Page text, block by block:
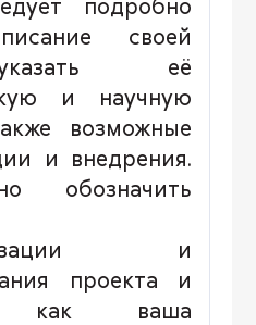
подробно
своей
её
и научную
возможные
и внедрения.
обозначить
и
проекта и
как ваша